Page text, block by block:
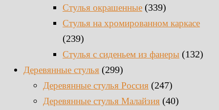
Стулья окрашенные (339)
Стулья на хромированном каркасе
(239)
Стулья с сиденьем из фанеры (132)
Деревянные стулья (299)
Деревянные стулья Россия (247)
Деревянные стулья Малайзия (40)